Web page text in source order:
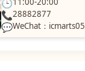
🕒
📞28882877
💬WeChat：icmarts05